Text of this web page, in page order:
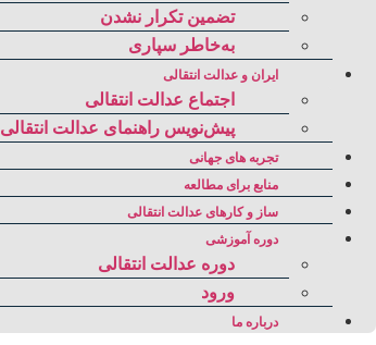
تضمین تکرار نشدن
به‌خاطر سپاری
ایران و عدالت انتقالی
اجتماع عدالت انتقالی
پیش‌نویس راهنمای عدالت انتقالی
تجربه های جهانی
منابع برای مطالعه
ساز و کارهای عدالت انتقالی
دوره آموزشی
دوره عدالت انتقالی
ورود
درباره ما